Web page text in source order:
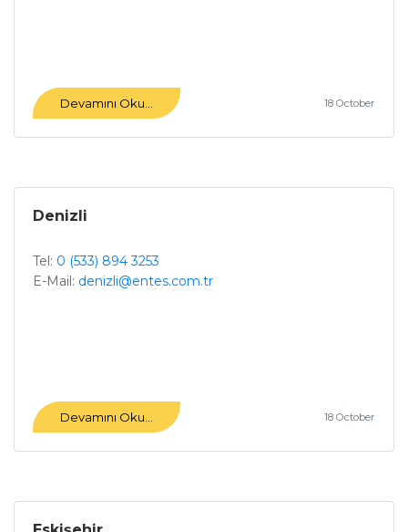
Devamını Oku... 18 October
Denizli
Tel: 0 (533) 894 3253
E-Mail: denizli@entes.com.tr
Devamını Oku... 18 October